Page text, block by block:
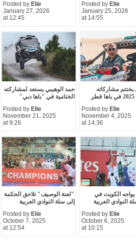
Posted by Elie
January 27, 2026
at 12:45
Posted by Elie
January 25, 2026
at 14:55
حمد الوهيبي يستعد لمشاركته
الختامية في "باها دبي"
Posted by Elie
November 21, 2025
at 9:26
يختتم مشاركاته
لموسم 2025 في باها قطر
Posted by Elie
November 4, 2025
at 14:36
"لعنة الوصيف" تلاحق الحكمة
إلى سلة النوادي العربية
Posted by Elie
October 7, 2025
at 12:54
يواجه الكويت في
النوادي العربية
Posted by Elie
October 6, 2025
at 10:15